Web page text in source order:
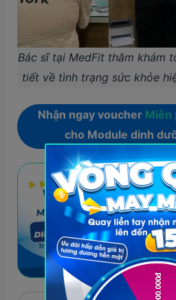
Bác sĩ tại MedFit thăm khám
tiết về tình trạng sức khỏe
Nhận ngay voucher Miễn
cho Module dinh